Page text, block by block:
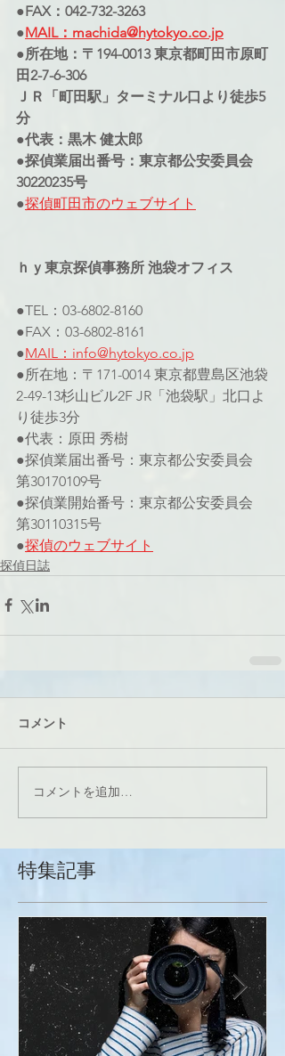
●FAX：042-732-3263
●MAIL：machida@hytokyo.co.jp
●所在地：〒194-0013 東京都町田市原町
田2-7-6-306
ＪＲ「町田駅」ターミナル口より徒歩5
分
●代表：黒木 健太郎
●探偵業届出番号：東京都公安委員会
30220235号
●探偵町田市のウェブサイト
ｈｙ東京探偵事務所 池袋オフィス
●TEL：03-6802-8160
●FAX：03-6802-8161
●MAIL：info@hytokyo.co.jp
●所在地：〒171-0014 東京都豊島区池袋
2-49-13杉山ビル2F JR「池袋駅」北口よ
り徒歩3分
●代表：原田 秀樹
●探偵業届出番号：東京都公安委員会
第30170109号
●探偵業開始番号：東京都公安委員会
第30110315号
●探偵のウェブサイト
探偵日誌
コメント
コメントを追加…
特集記事